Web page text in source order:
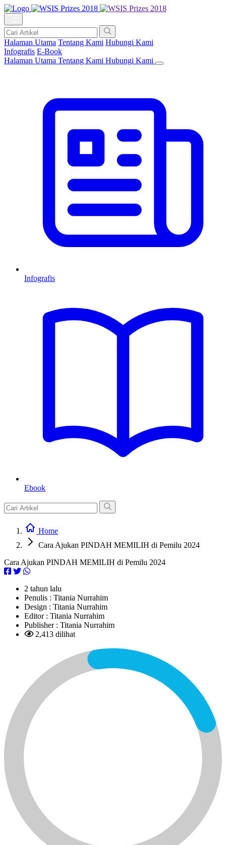
Halaman Utama Tentang Kami Hubungi Kami
Infografis E-Book
Halaman Utama Tentang Kami Hubungi Kami
Infografis
Ebook
Home
Cara Ajukan PINDAH MEMILIH di Pemilu 2024
Cara Ajukan PINDAH MEMILIH di Pemilu 2024
2 tahun lalu
Penulis : Titania Nurrahim
Design : Titania Nurrahim
Editor : Titania Nurrahim
Publisher : Titania Nurrahim
2,413 dilihat